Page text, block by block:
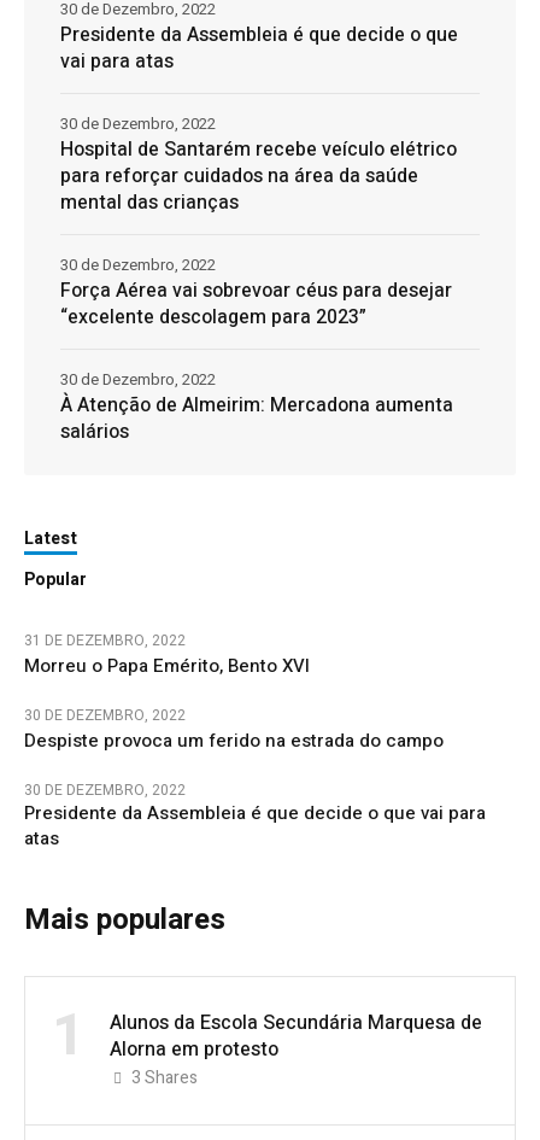
Presidente da Assembleia é que decide o que
vai para atas
30 de Dezembro, 2022
Hospital de Santarém recebe veículo elétrico
para reforçar cuidados na área da saúde
mental das crianças
30 de Dezembro, 2022
Força Aérea vai sobrevoar céus para desejar
“excelente descolagem para 2023”
30 de Dezembro, 2022
À Atenção de Almeirim: Mercadona aumenta
salários
30 de Dezembro, 2022
Latest
Popular
31 DE DEZEMBRO, 2022
Morreu o Papa Emérito, Bento XVI
30 DE DEZEMBRO, 2022
Despiste provoca um ferido na estrada do campo
30 DE DEZEMBRO, 2022
Presidente da Assembleia é que decide o que vai para
atas
Mais populares
1
Alunos da Escola Secundária Marquesa de
Alorna em protesto
3Shares